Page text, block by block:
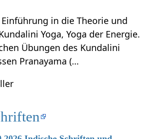
in die Theorie und
Yoga, Yoga der Energie.
Übungen des Kundalini
Pranayama (…